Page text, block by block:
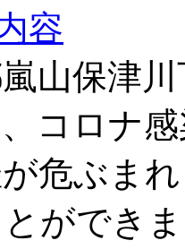
容
山保津
コロナ
危ぶま
ができ